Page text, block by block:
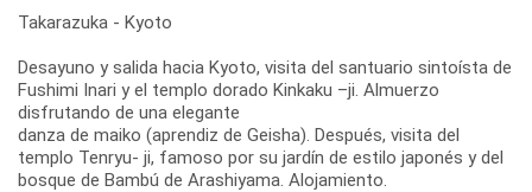
Takarazuka - Kyoto
Desayuno y salida hacia Kyoto, visita del santuario sintoísta de
Fushimi Inari y el templo dorado Kinkaku –ji. Almuerzo
disfrutando de una elegante
danza de maiko (aprendiz de Geisha). Después, visita del
templo Tenryu- ji, famoso por su jardín de estilo japonés y del
bosque de Bambú de Arashiyama. Alojamiento.